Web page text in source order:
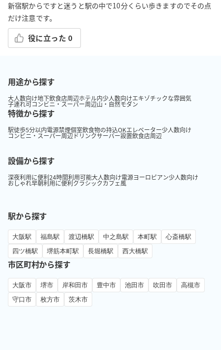
新宿駅からですと迷うと駅の中で10分くらい歩きますのでその点
だけ注意です。
役に立った 0
用途から探す
大人数向け地下飲食店周辺ホテル内少人数向けエキゾチックな雰囲気
子連れ可コンビニ・スーパー周辺山・自然モダン
特徴から探す
駅徒歩5分以内電源禁煙個室飲食物の持込OKエレベーター少人数向け
コンビニ・スーパー周辺ドリンクサーバー設置飲食店周辺
設備から探す
深夜利用に便利24時間利用可能大人数向け電源ヨーロピアン少人数向け
おしゃれ早朝利用に便利クラシックカフェ風
駅から探す
大阪駅 福島駅 渡辺橋駅 中之島駅 本町駅
心斎橋駅
四ツ橋駅
堺筋本町駅 長堀橋駅 西大橋駅
市区町村から探す
大阪市 堺市 岸和田市 豊中市 池田市 吹田市
高槻市
守口市
枚方市 茨木市